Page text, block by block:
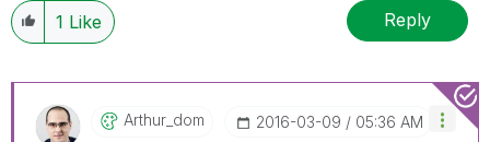
1 Like Reply
Arthur_dom ‎2016-03-09 05:36 AM